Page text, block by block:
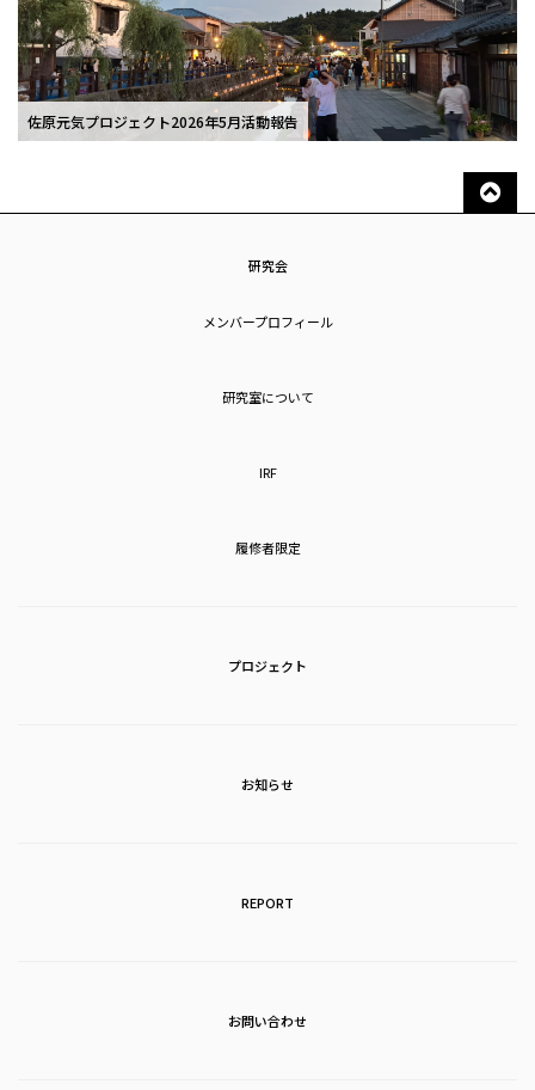
佐原元気プロジェクト2026年5月活動報告
研究会
メンバープロフィール
研究室について
IRF
履修者限定
プロジェクト
お知らせ
REPORT
お問い合わせ